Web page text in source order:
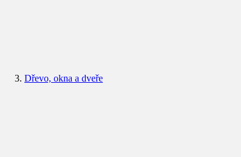
Dřevo, okna a dveře